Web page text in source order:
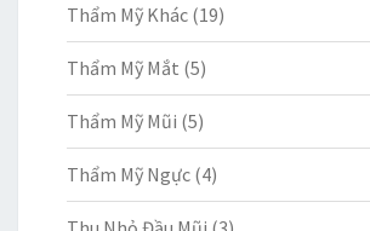
Thẩm Mỹ Khác (19)
Thẩm Mỹ Mắt (5)
Thẩm Mỹ Mũi (5)
Thẩm Mỹ Ngực (4)